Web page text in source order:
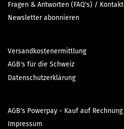
Fragen & Antworten (FAQ's) / Kontakt
Newsletter abonnieren
Versandkostenermittlung
AGB's für die Schweiz
Datenschutzerklärung
AGB's Powerpay - Kauf auf Rechnung
Impressum